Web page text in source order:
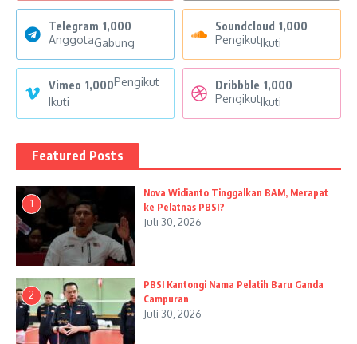
Telegram 1,000
AnggotaGabung
Soundcloud 1,000
PengikutIkuti
Vimeo 1,000Pengikut
Ikuti
Dribbble 1,000
PengikutIkuti
Featured Posts
1
Nova Widianto Tinggalkan BAM, Merapat
ke Pelatnas PBSI?
Juli 30, 2026
2
PBSI Kantongi Nama Pelatih Baru Ganda
Campuran
Juli 30, 2026